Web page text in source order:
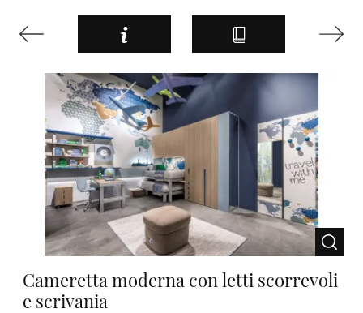
Cameretta moderna con letti scorrevoli
e scrivania